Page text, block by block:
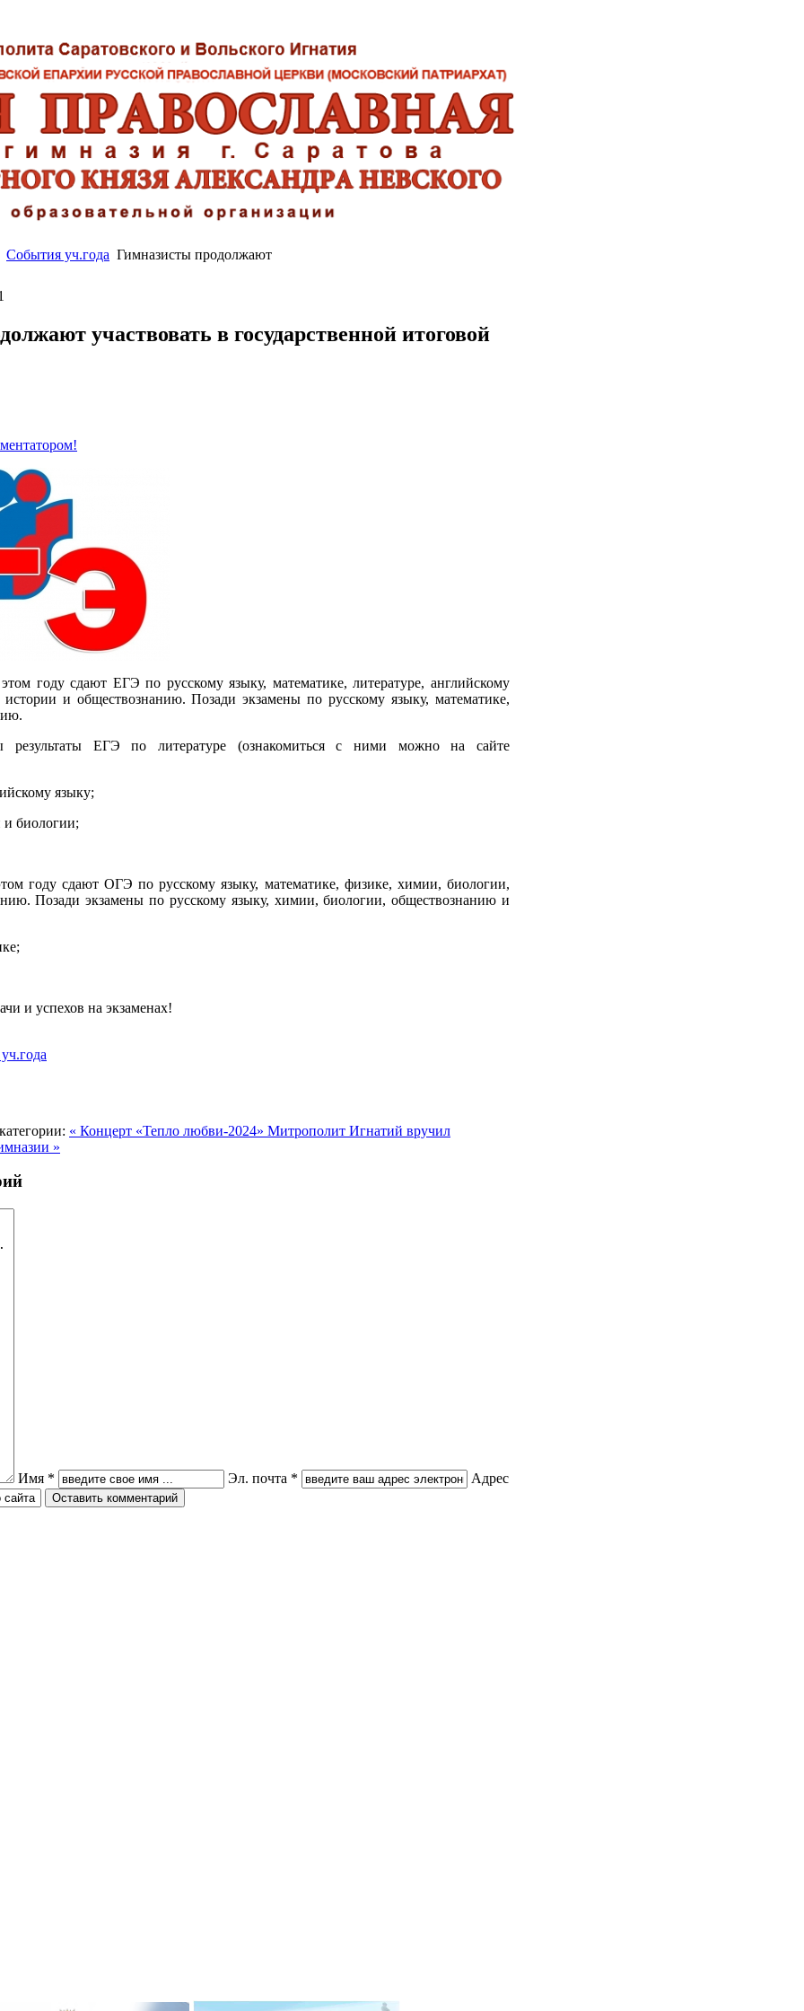
События уч.года Гимназисты продолжают
участвовать в государственной итоговой
году сдают ЕГЭ по русскому языку, математике, литературе, английскому
и обществознанию. Позади экзамены по русскому языку, математике,
результаты ЕГЭ по литературе (ознакомиться с ними можно на сайте
языку;
биологии;
году сдают ОГЭ по русскому языку, математике, физике, химии, биологии,
Позади экзамены по русскому языку, химии, биологии, обществознанию и
и успехов на экзаменах!
« Концерт «Тепло любви-2024» Митрополит Игнатий вручил
»
Имя * Эл. почта *
Адрес